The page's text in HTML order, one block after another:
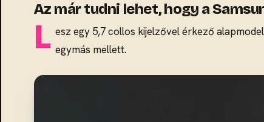
Az már tudni lehet, hogy a
L esz egy 5,7 collos kijelzővel érkező
egymás mellett.